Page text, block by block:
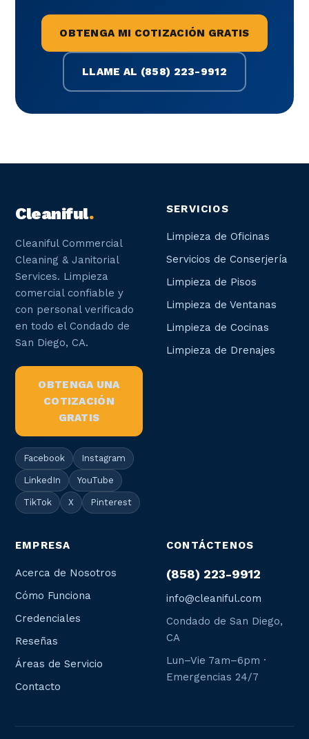
OBTENGA MI COTIZACIÓN GRATIS
LLAME AL (858) 223-9912
Cleaniful.
Cleaniful Commercial
Cleaning & Janitorial
Services. Limpieza
comercial confiable y
con personal verificado
en todo el Condado de
San Diego, CA.
OBTENGA UNA
COTIZACIÓN
GRATIS
Facebook Instagram
LinkedIn YouTube
TikTok X Pinterest
SERVICIOS
Limpieza de Oficinas
Servicios de Conserjería
Limpieza de Pisos
Limpieza de Ventanas
Limpieza de Cocinas
Limpieza de Drenajes
EMPRESA
Acerca de Nosotros
Cómo Funciona
Credenciales
Reseñas
Áreas de Servicio
Contacto
CONTÁCTENOS
(858) 223-9912
info@cleaniful.com
Condado de San Diego,
CA
Lun–Vie 7am–6pm ·
Emergencias 24/7